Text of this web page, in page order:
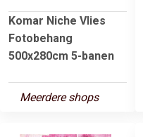
Komar Niche Vlies
Fotobehang
500x280cm 5-banen
Meerdere shops